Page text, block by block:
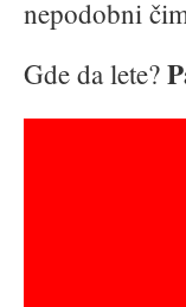
nepodobni
Gde da lete?